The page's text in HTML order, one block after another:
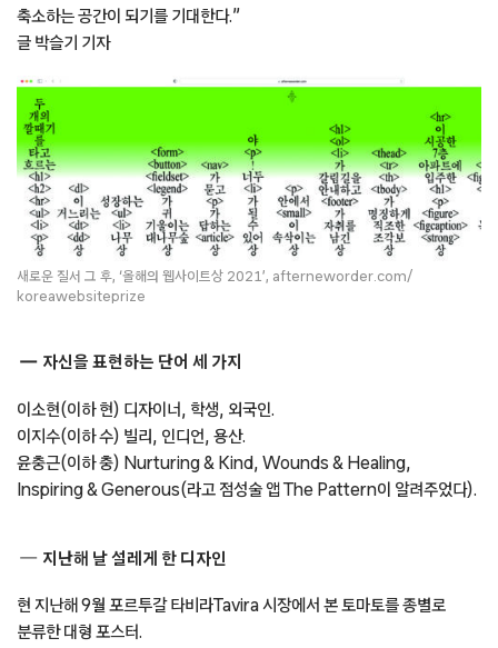
축소하는 공간이 되기를 기대한다.”
글 박슬기 기자
새로운 질서 그 후, ‘올해의 웹사이트상 2021’, afterneworder.com/
koreawebsiteprize
자신을 표현하는 단어 세 가지
이소현(이하 현) 디자이너, 학생, 외국인.
이지수(이하 수) 빌리, 인디언, 용산.
윤충근(이하 충) Nurturing & Kind, Wounds & Healing,
Inspiring & Generous(라고 점성술 앱 The Pattern이 알려주었다).
지난해 날 설레게 한 디자인
현 지난해 9월 포르투갈 타비라Tavira 시장에서 본 토마토를 종별로
분류한 대형 포스터.